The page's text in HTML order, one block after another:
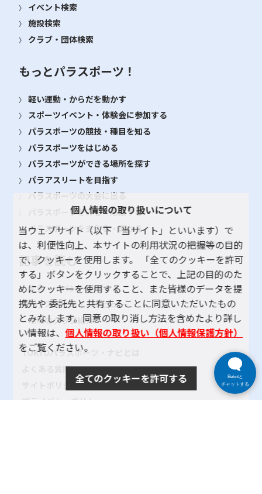
イベント検索
施設検索
クラブ・団体検索
もっとパラスポーツ！
軽い運動・からだを動かす
スポーツイベント・体験会に参加する
パラスポーツの競技・種目を知る
パラスポーツをはじめる
パラスポーツができる場所を探す
パラアスリートを目指す
パラスポーツの大会に出る
パラスポーツをみる・応援する
パラスポーツを支える・関わる
記事を読む
大会・イベント レポート
パラスポーツインタビュー
地域のクラブ紹介
TOKYOパラスポーツ・ナビとは
よくある質問
サイトポリシー
プライバシーポリシー
個人情報の取り扱いについて
当ウェブサイト（以下「当サイト」といいます）で
は、利便性向上、本サイトの利用状況の把握等の目的
で、クッキーを使用します。 「全てのクッキーを許可
する」ボタンをクリックすることで、上記の目的のた
めにクッキーを使用すること、また皆様のデータを提
携先や 委託先と共有することに同意いただいたもの
とみなします。同意の取り消し方法を含めたより詳し
い情報は、個人情報の取り扱い（個人情報保護方針）
をご覧ください。
全てのクッキーを許可する
Bebotと
チャットする